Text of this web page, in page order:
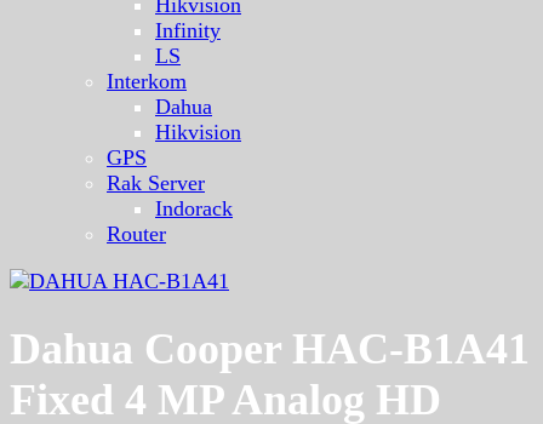
Hikvision
Infinity
LS
Interkom
Dahua
Hikvision
GPS
Rak Server
Indorack
Router
Dahua Cooper HAC-B1A41
Fixed 4 MP Analog HD